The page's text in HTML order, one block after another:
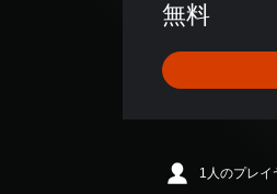
は
1
、
均
価
は
無料
1人のプレイ